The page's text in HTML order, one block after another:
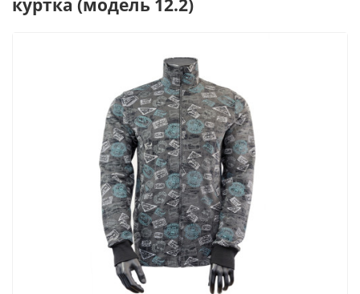
куртка (модель 12.2)